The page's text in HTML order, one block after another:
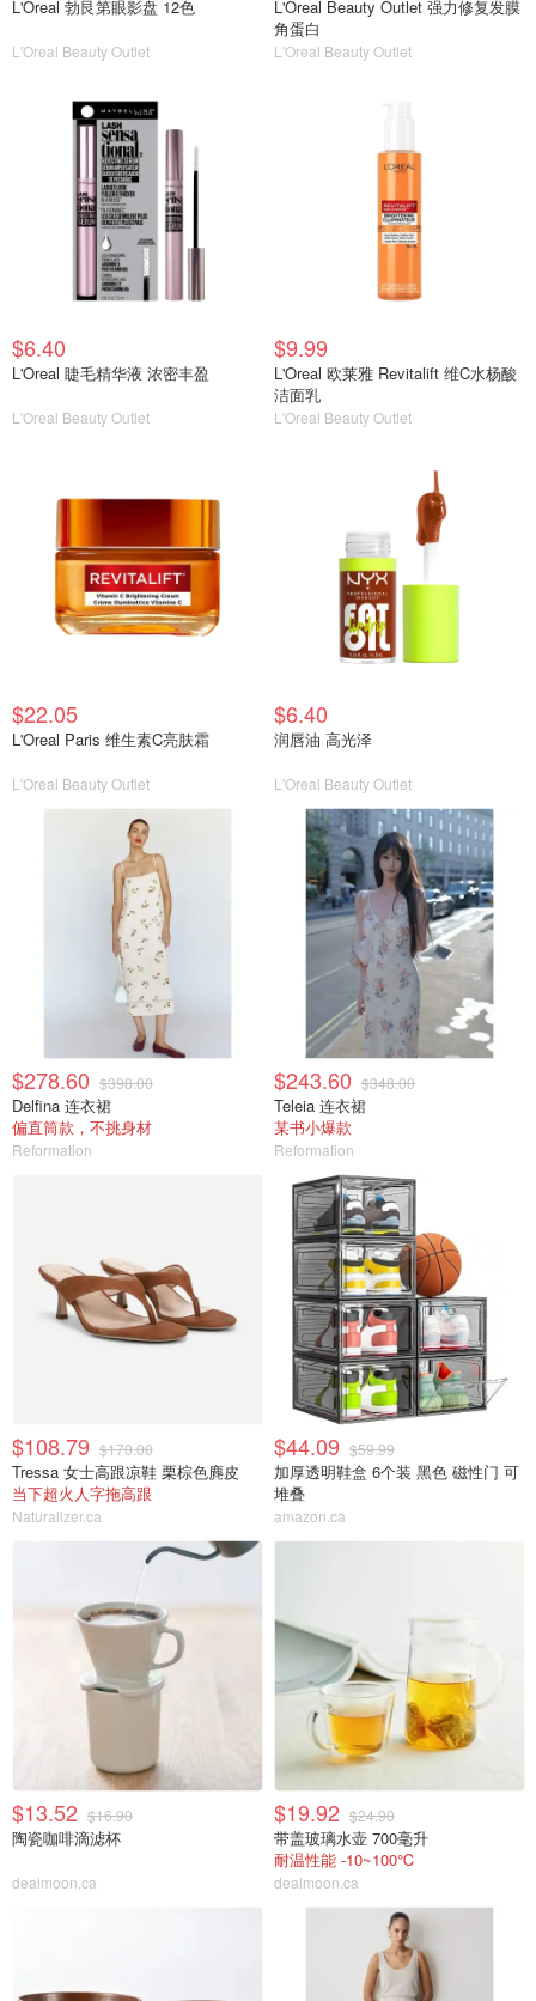
L'Oreal 勃艮第眼影盘 12色
L'Oreal Beauty Outlet
L'Oreal Beauty Outlet 强力修复发膜
角蛋白
L'Oreal Beauty Outlet
$6.40
L'Oreal 睫毛精华液 浓密丰盈
L'Oreal Beauty Outlet
$9.99
L'Oreal 欧莱雅 Revitalift 维C水杨酸
洁面乳
L'Oreal Beauty Outlet
$22.05
L'Oreal Paris 维生素C亮肤霜
L'Oreal Beauty Outlet
$6.40
润唇油 高光泽
L'Oreal Beauty Outlet
$278.60 $398.00
Delfina 连衣裙
偏直筒款，不挑身材
Reformation
$243.60 $348.00
Teleia 连衣裙
某书小爆款
Reformation
$108.79 $170.00
Tressa 女士高跟凉鞋 栗棕色麂皮
当下超火人字拖高跟
Naturalizer.ca
$44.09 $59.99
加厚透明鞋盒 6个装 黑色 磁性门 可
堆叠
amazon.ca
$13.52 $16.90
陶瓷咖啡滴滤杯
dealmoon.ca
$19.92 $24.90
带盖玻璃水壶 700毫升
耐温性能 -10~100℃
dealmoon.ca